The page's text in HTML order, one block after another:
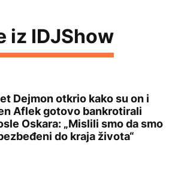
iz IDJShow
kako su on i Ben Aflek gotovo
Dejmon otkrio kako su on i
Aflek gotovo bankrotirali
Oskara: „Mislili smo da smo
do kraja života“